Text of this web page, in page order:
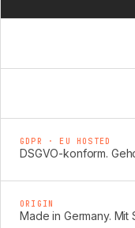
GDPR · EU HOSTED
DSGVO-konform.
ORIGIN
Made in Germany. Mit